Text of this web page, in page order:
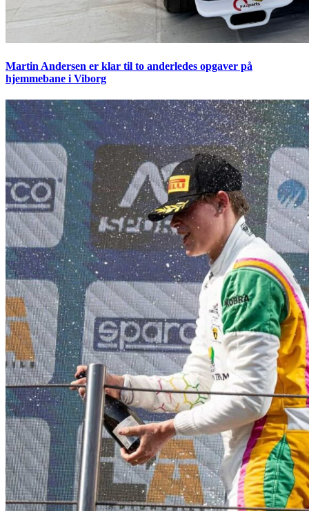
Martin Andersen er klar til to anderledes opgaver på
hjemmebane i Viborg